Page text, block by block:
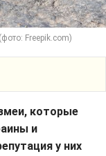
Freepik.com)
которые
и
у них